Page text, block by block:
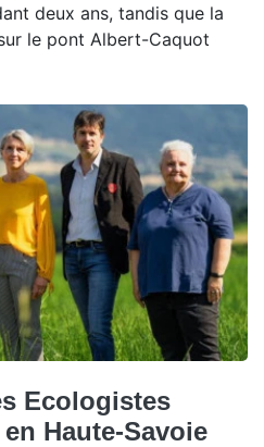
deux ans, tandis que la
le pont Albert-Caquot
Ecologistes
Haute-Savoie